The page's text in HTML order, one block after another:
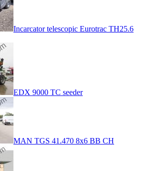
Incarcator telescopic Eurotrac TH25.6
EDX 9000 TC seeder
MAN TGS 41.470 8x6 BB CH